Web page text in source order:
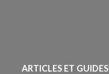
ARTICLES ET GUIDES